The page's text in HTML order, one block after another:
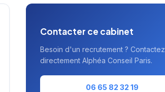
Contacter ce cabinet
Besoin d'un recrutement ? Contactez
directement Alphéa Conseil Paris.
06 65 82 32 19